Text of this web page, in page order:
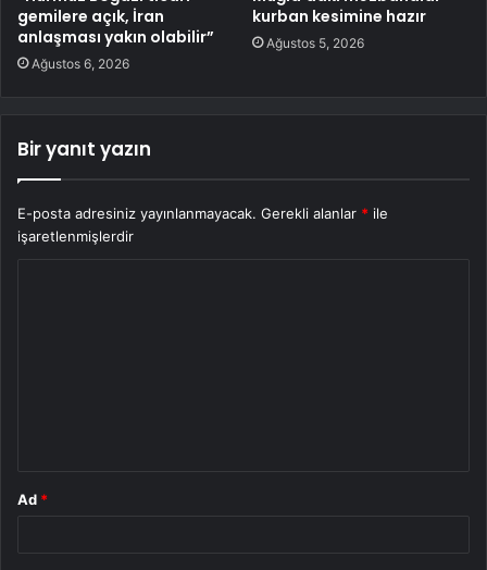
gemilere açık, İran
anlaşması yakın olabilir”
Ağustos 6, 2026
kurban kesimine hazır
Ağustos 5, 2026
Bir yanıt yazın
E-posta adresiniz yayınlanmayacak. Gerekli alanlar * ile
işaretlenmişlerdir
Ad *